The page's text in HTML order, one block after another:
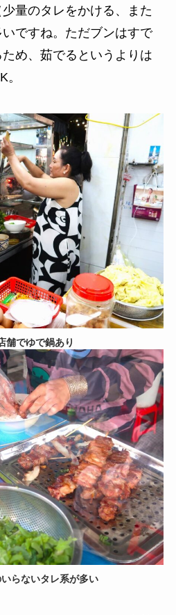
量のタレをかける、また
ですね。ただブンはすで
め、茹でるというよりは
舗でゆで鍋あり
らないタレ系が多い